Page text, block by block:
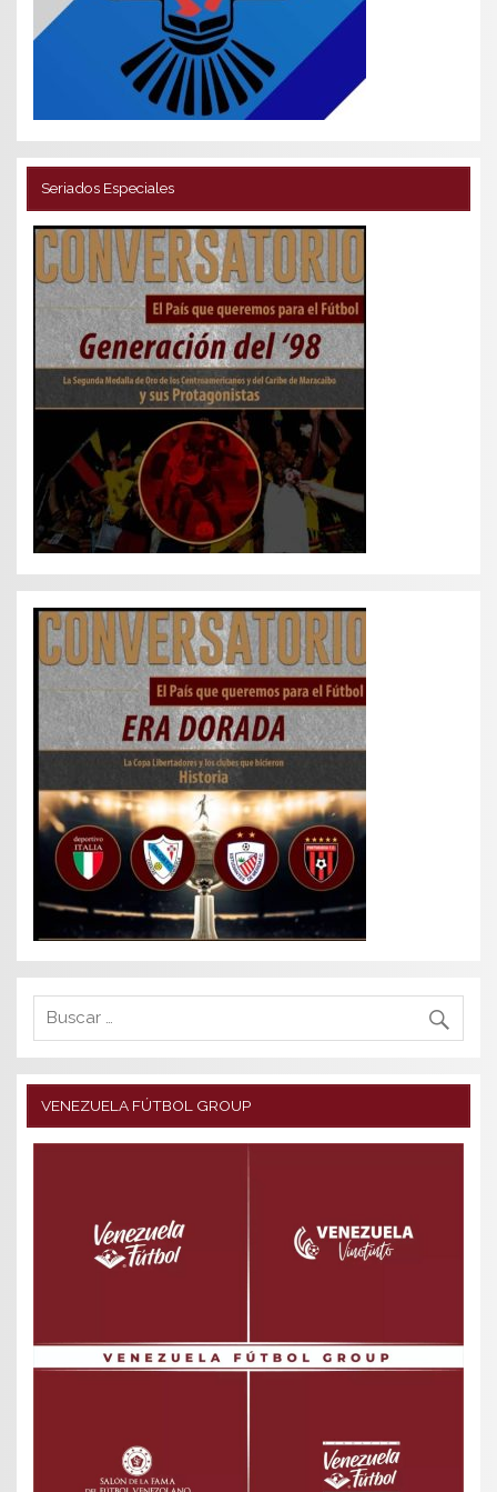
Seriados Especiales
VENEZUELA FÚTBOL GROUP